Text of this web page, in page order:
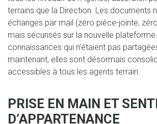
terrains que la Direction. Les documents
échanges par mail (zéro pièce-jointe,
mais sécurisés sur la nouvelle
connaissances qui n’étaient pas
maintenant, elles sont désormais
accessibles à tous les agents terrain.
PRISE EN MAIN ET
D’APPARTENANCE